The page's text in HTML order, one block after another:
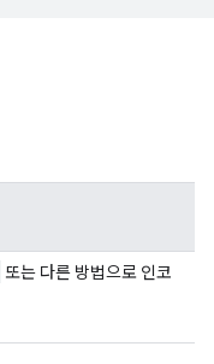
또는 다른 방법으로 인코